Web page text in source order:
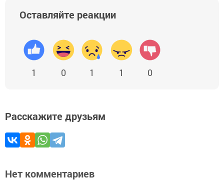
Оставляйте реакции
1 0 1 1 0
Расскажите друзьям
Нет комментариев